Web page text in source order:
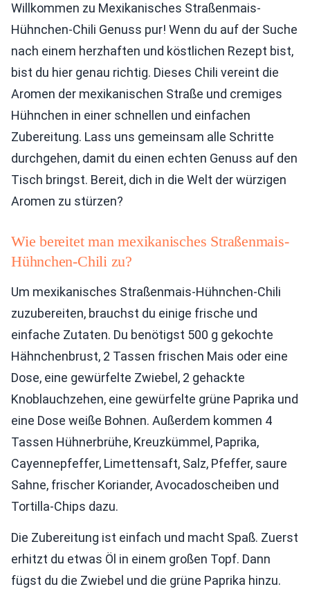
Willkommen zu Mexikanisches Straßenmais-
Hühnchen-Chili Genuss pur! Wenn du auf der Suche
nach einem herzhaften und köstlichen Rezept bist,
bist du hier genau richtig. Dieses Chili vereint die
Aromen der mexikanischen Straße und cremiges
Hühnchen in einer schnellen und einfachen
Zubereitung. Lass uns gemeinsam alle Schritte
durchgehen, damit du einen echten Genuss auf den
Tisch bringst. Bereit, dich in die Welt der würzigen
Aromen zu stürzen?
Wie bereitet man mexikanisches Straßenmais-
Hühnchen-Chili zu?
Um mexikanisches Straßenmais-Hühnchen-Chili
zuzubereiten, brauchst du einige frische und
einfache Zutaten. Du benötigst 500 g gekochte
Hähnchenbrust, 2 Tassen frischen Mais oder eine
Dose, eine gewürfelte Zwiebel, 2 gehackte
Knoblauchzehen, eine gewürfelte grüne Paprika und
eine Dose weiße Bohnen. Außerdem kommen 4
Tassen Hühnerbrühe, Kreuzkümmel, Paprika,
Cayennepfeffer, Limettensaft, Salz, Pfeffer, saure
Sahne, frischer Koriander, Avocadoscheiben und
Tortilla-Chips dazu.
Die Zubereitung ist einfach und macht Spaß. Zuerst
erhitzt du etwas Öl in einem großen Topf. Dann
fügst du die Zwiebel und die grüne Paprika hinzu.